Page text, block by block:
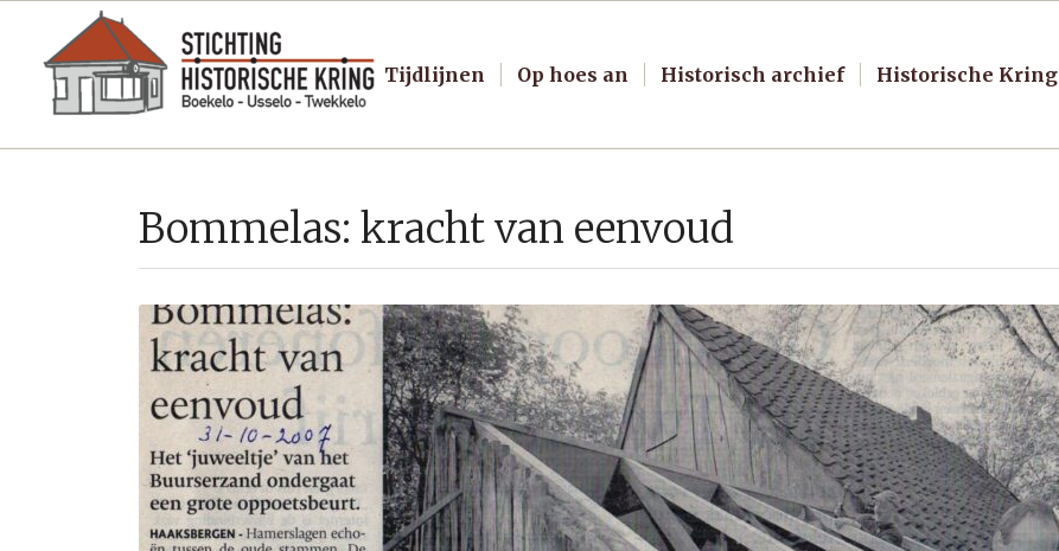
Tijdlijnen Op hoes an Historisch archief Historische Kring
Bommelas: kracht van eenvoud